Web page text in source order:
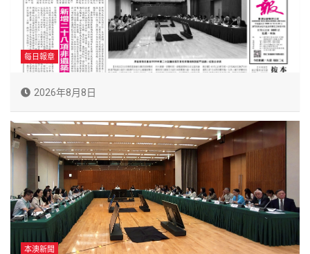
每日報章
2026年8月8日
本澳新聞